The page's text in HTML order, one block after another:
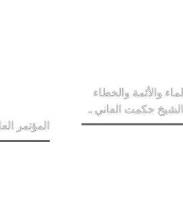
المؤتمر
والأئمة والخطاء
حكمت العاني ..